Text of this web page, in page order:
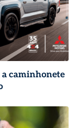
caminhonete